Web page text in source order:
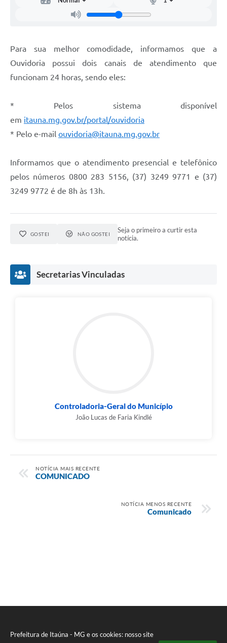
Prefeitura de Itaúna - MG e os cookies: nosso site
Para sua melhor comodidade, informamos que a
Ouvidoria possui dois canais de atendimento que
funcionam 24 horas, sendo eles:
* Pelos sistema disponível
em itauna.mg.gov.br/portal/ouvidoria
* ⁠Pelo e-mail ouvidoria@itauna.mg.gov.br
Informamos que o atendimento presencial e telefônico
pelos números 0800 283 5156, (37) 3249 9771 e (37)
3249 9772 é de 8h às 13h.
GOSTEI NÃO GOSTEI
Seja o primeiro a curtir esta
notícia.
Secretarias Vinculadas
Controladoria-Geral do Município
João Lucas de Faria Kindlé
NOTÍCIA MAIS RECENTE
COMUNICADO
NOTÍCIA MENOS RECENTE
Comunicado